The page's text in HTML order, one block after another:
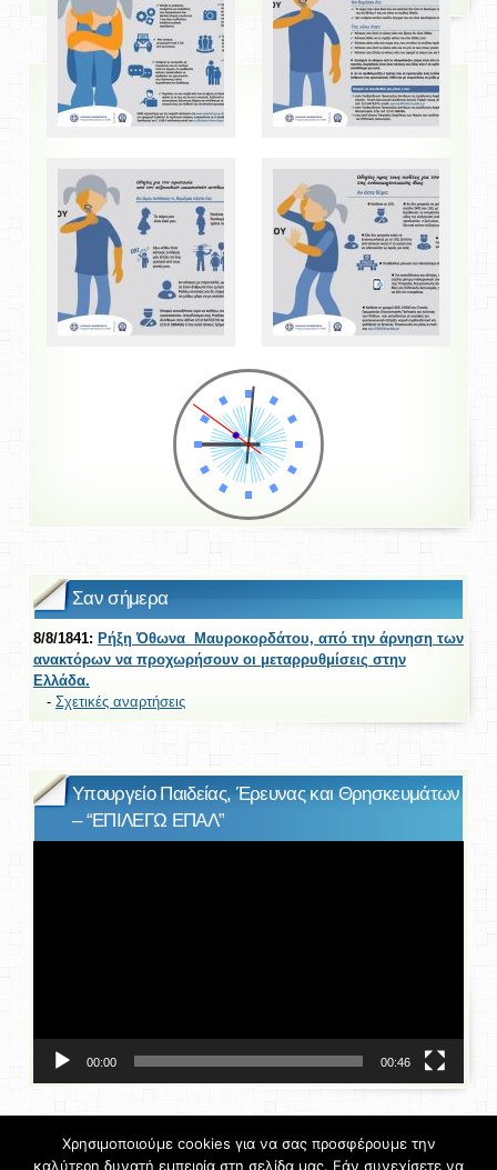
Σαν σήμερα
8/8/1841: Ρήξη Όθωνα  Μαυροκορδάτου, από την άρνηση των
ανακτόρων να προχωρήσουν οι μεταρρυθμίσεις στην
Ελλάδα.
- Σχετικές αναρτήσεις
Υπουργείο Παιδείας, Έρευνας και Θρησκευμάτων
– “ΕΠΙΛΕΓΩ ΕΠΑΛ”
00:00 00:46
Χρησιμοποιούμε cookies για να σας προσφέρουμε την
καλύτερη δυνατή εμπειρία στη σελίδα μας. Εάν συνεχίσετε να